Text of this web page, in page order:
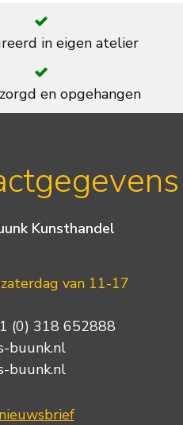
in eigen atelier
en opgehangen
Kunsthandel
van 11-17
(0) 318 652888
buunk.nl
buunk.nl